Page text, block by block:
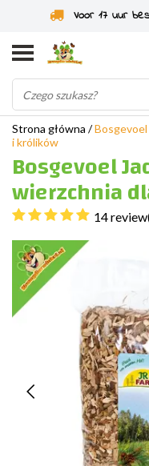
Strona główna /
i królików
Bosgevoel
wierzchnia
14